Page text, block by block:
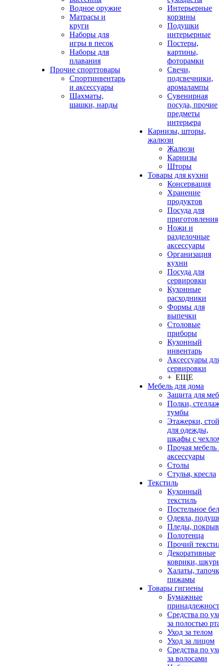
Водное оружие
Матрасы и
круги
Наборы для
игры в песок
Наборы для
плавания
Прочие спорттовары
Спортинвентарь
и аксессуары
Шахматы,
шашки, нарды
Интерьерные
корзины
Подушки
интерьерные
Постеры,
картины,
фоторамки
Свечи,
подсвечники,
аромалампы
Сувенирная
посуда, прочие
предметы
интерьера
Карнизы, шторы,
жалюзи
Жалюзи
Карнизы
Шторы
Товары для кухни
Консервация
Хранение
продуктов
Посуда для
приготовления
Ножи и
разделочные
аксессуары
Организация
кухни
Посуда для
сервировки
Кухонные
расходники
Формы для
выпечки
Столовые
приборы
Кухонный
инвентарь
Аксессуары
сервировки
+ ЕЩЕ
Мебель для дома
Защита для
Полки,
тумбы
Этажерки,
для одежды,
шкафы с
Прочая мебель
аксессуары
Столы
Стулья, кресла
Текстиль
Кухонный
текстиль
Постельное
Одеяла,
Пледы,
Полотенца
Прочий
Декоративные
коврики,
Халаты,
пижамы
Товары гигиены
Бумажные
Средства по
за полостью
Уход за телом
Уход за лицом
Средства по
за волосами